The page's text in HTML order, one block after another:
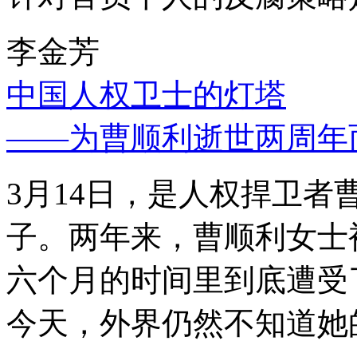
李金芳
中国人权卫士的灯塔
——为曹顺利逝世两周年
3月14日，是人权捍卫者
子。两年来，曹顺利女
六个月的时间里到底遭
今天，外界仍然不知道